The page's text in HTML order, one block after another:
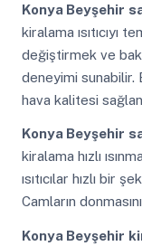
Konya Beyşehir
kiralama ısıtıcıyı
değiştirmek ve
deneyimi sunabilir.
hava kalitesi
Konya Beyşehir
kiralama hızlı
ısıtıcılar hızlı bir
Camların
Konya Beyşehir